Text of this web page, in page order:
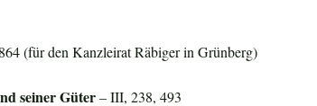
(für den Kanzleirat Räbiger in Grünberg)
seiner Güter– III, 238, 493